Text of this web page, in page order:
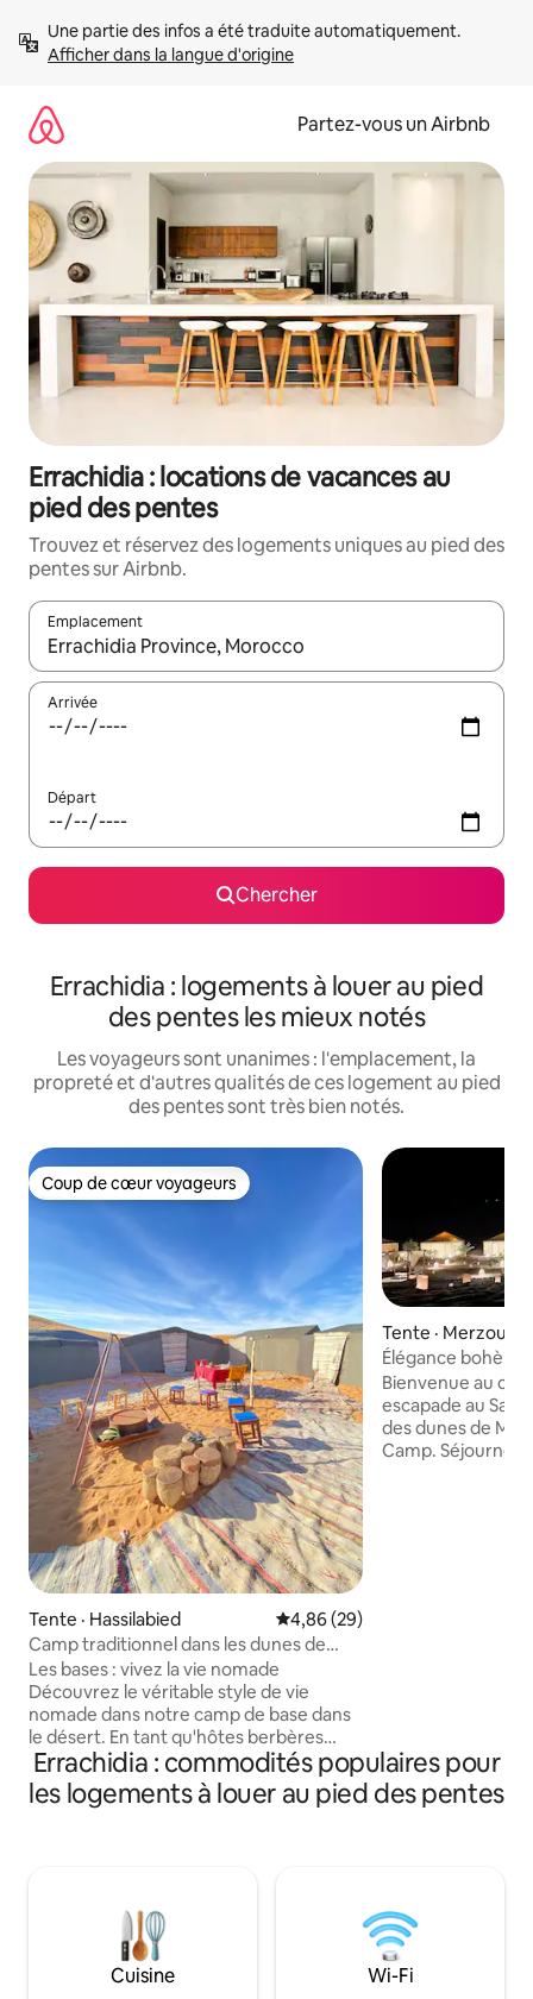
directement
Afficher dans la langue d'origine
Partez-vous un Airbnb
Errachidia : locations de vacances au
pied des pentes
Trouvez et réservez des logements uniques au pied des
pentes sur Airbnb.
Emplacement
Quand les résultats sont affichés, parcourez-les en utilisant
Arrivée
Départ
Chercher
Errachidia : logements à louer au pied
des pentes les mieux notés
Les voyageurs sont unanimes : l'emplacement, la
propreté et d'autres qualités de ces logement au pied
des pentes sont très bien notés.
Coup de cœur voyageurs
Coup de cœur voyageurs
Tente · Hassilabied Note moyenne de 4,86 sur 5,
4,86 (29)
Camp traditionnel dans les dunes de
Merzouga
Les bases : vivez la vie nomade
Découvrez le véritable style de vie
nomade dans notre camp de base dans
le désert. En tant qu'hôtes berbères
locaux, nous partagerons nos traditions
et notre mode de vie. Profitez d'un
petit-déjeuner berbère traditionnel, et
sous les étoiles. Vous voulez faire du
chameau, du sandboard ou du quad ?
N'hésitez pas à nous contacter et nous
ferons en sorte que cela se produise ! Au
Tente · Merzouga
Élégance
Bienvenue au
escapade au
des dunes de
Camp. Séjournez
Errachidia : commodités populaires pour
les logements à louer au pied des pentes
Cuisine Wi-Fi